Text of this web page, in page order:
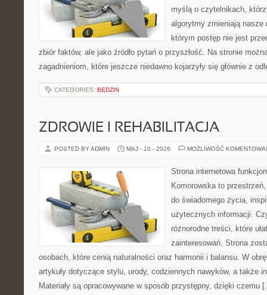
myślą o czytelnikach,
algorytmy zmieniają nasze
którym postęp nie jest
zbiór faktów, ale jako źródło pytań o przyszłość. Na stronie
zagadnieniom, które jeszcze niedawno kojarzyły się głównie z
CATEGORIES: BĘDZIN
ZDROWIE I REHABILITACJA
POSTED BY ADMIN MAJ - 10 - 2026 MOŻLIWOŚĆ
Strona internetowa
Komorowska to
do świadomego życia,
użytecznych informacji.
różnorodne treści, które
zainteresowań. Strona
osobach, które cenią naturalności oraz harmonii i balansu. W
artykuły dotyczące stylu, urody, codziennych nawyków, a także
Materiały są opracowywane w sposób przystępny, dzięki czemu